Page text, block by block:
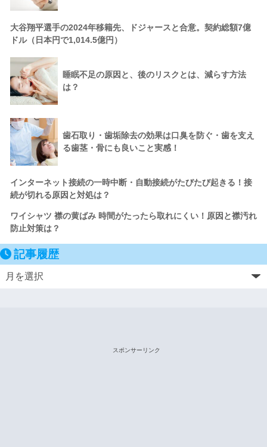
大谷翔平選手の2024年移籍先、ドジャースと合意。契約総額7億
ドル（日本円で1,014.5億円）
睡眠不足の原因と、後のリスクとは、減らす方法
は？
歯石取り・歯垢除去の効果は口臭を防ぐ・歯を支え
る歯茎・骨にも良いこと実感！
インターネット接続の一時中断・自動接続がたびたび起きる！接
続が切れる原因と対処は？
ワイシャツ 襟の黄ばみ 時間がたったら取れにくい！原因と襟汚れ
防止対策は？
記事履歴
スポンサーリンク